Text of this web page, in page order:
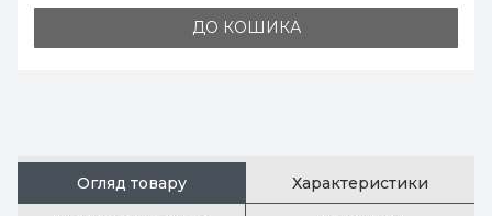
ДО КОШИКА
Огляд товару Характеристики